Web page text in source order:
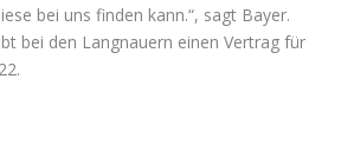
bei uns finden kann.“, sagt Bayer.
bei den Langnauern einen Vertrag für